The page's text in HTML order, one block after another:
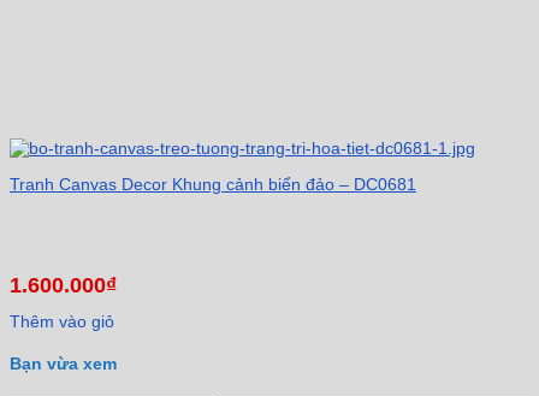
Tranh Canvas Decor Khung cảnh biển đảo – DC0681
1.600.000₫
Thêm vào giỏ
Bạn vừa xem